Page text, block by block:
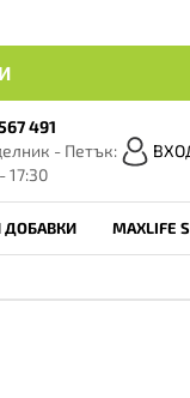
491
- Петък:
17:30
ДОБАВКИ MAXLIFE